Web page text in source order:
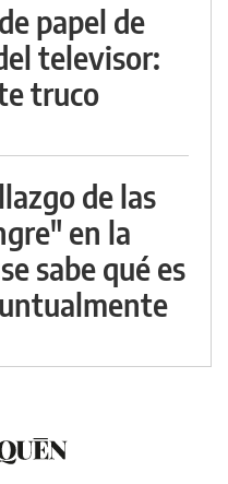
papel de
televisor:
truco
de las
en la
sabe qué es